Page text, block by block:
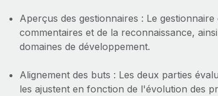
Aperçus des gestionnaires : Le
commentaires et de la reconnaissance,
domaines de développement.
Alignement des buts : Les deux parties
les ajustent en fonction de l'évolution des